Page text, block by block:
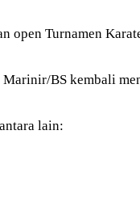
open Turnamen
BS kembali
lain: